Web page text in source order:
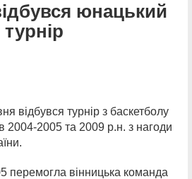
юнацький
турнір
відбувся турнір з баскетболу
2004-2005 та 2009 р.н. з нагоди
перемогла вінницька команда